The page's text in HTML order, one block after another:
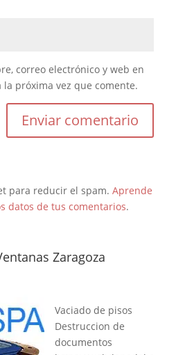
correo electrónico y web en
próxima vez que comente.
para reducir el spam. Aprende
datos de tus comentarios.
Zaragoza
Vaciado de pisos
Destruccion de
documentos